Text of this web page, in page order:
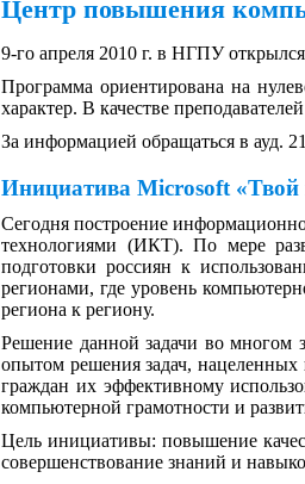
Центр повышения
9-го апреля 2010 г. в НГПУ
Программа ориентирована на
характер. В качестве
За информацией обращаться в ауд.
Инициатива Microsoft
Сегодня построение
технологиями (ИКТ). По мере
подготовки россиян к
регионами, где уровень
региона к региону.
Решение данной задачи во многом
опытом решения задач, нацеленных
граждан их эффективному
компьютерной грамотности и
Цель инициативы: повышение
совершенствование знаний и